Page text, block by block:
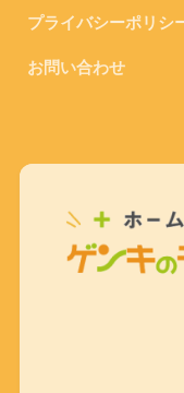
プライバシーポリシ
お問い合わせ